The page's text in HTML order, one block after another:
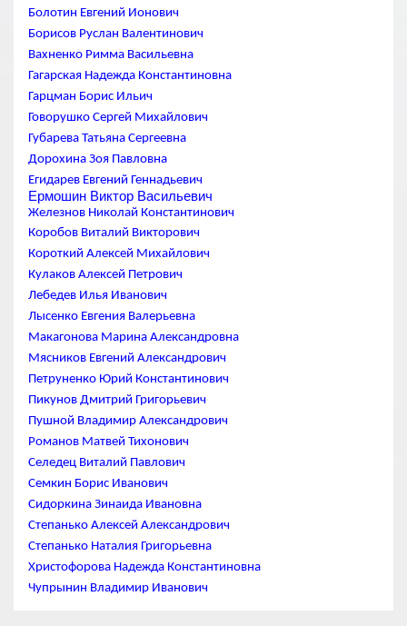
Болотин Евгений Ионович
Борисов Руслан Валентинович
Вахненко Римма Васильевна
Гагарская Надежда Константиновна
Гарцман Борис Ильич
Говорушко Сергей Михайлович
Губарева Татьяна Сергеевна
Дорохина Зоя Павловна
Егидарев Евгений Геннадьевич
Ермошин Виктор Васильевич
Железнов Николай Константинович
Коробов Виталий Викторович
Короткий Алексей Михайлович
Кулаков Алексей Петрович
Лебедев Илья Иванович
Лысенко Евгения Валерьевна
Макагонова Марина Александровна
Мясников Евгений Александрович
Петруненко Юрий Константинович
Пикунов Дмитрий Григорьевич
Пушной Владимир Александрович
Романов Матвей Тихонович
Селедец Виталий Павлович
Семкин Борис Иванович
Сидоркина Зинаида Ивановна
Степанько Алексей Александрович
Степанько Наталия Григорьевна
Христофорова Надежда Константиновна
Чупрынин Владимир Иванович